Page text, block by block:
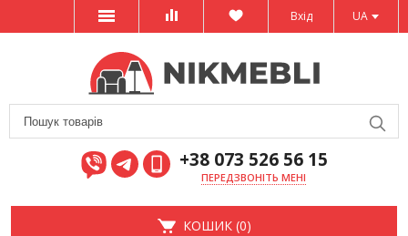
UA
Вхід
+38 073 526 56 15
ПЕРЕДЗВОНІТЬ МЕНІ
КОШИК (0)